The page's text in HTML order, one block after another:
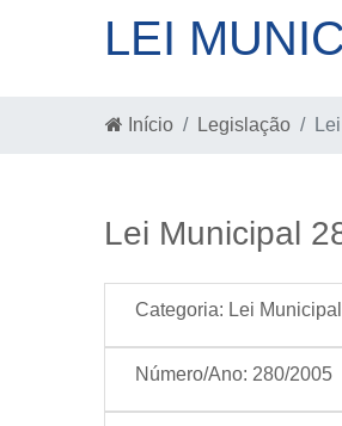
LEI
Início Legislação
Lei Municipal
Categoria: Lei Municipal
Número/Ano: 280/2005